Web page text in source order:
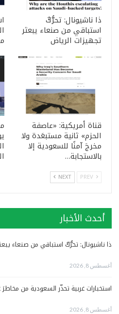
ذا ناشيونال: تحرُّكٌ
استباقي من صنعاء يبعثر
تجهيزات الرياض
قناة أمريكية: «عاصفة
الحزم» ثانية مستبعَدة ولا
مخرجَ آمنًا للسعودية إلا
بالاستجابة…
NEXT
أحدث الأخبار
ذا ناشيونال: تحرُّكٌ استباقي من صنعاء
أغسطس 8, 2026
استخبارات غربية تحذّر السعودية من
أغسطس 8, 2026